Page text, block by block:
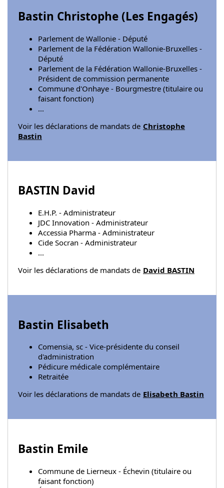
Bastin Christophe (Les Engagés)
Parlement de Wallonie - Député
Parlement de la Fédération Wallonie-Bruxelles -
Député
Parlement de la Fédération Wallonie-Bruxelles -
Président de commission permanente
Commune d'Onhaye - Bourgmestre (titulaire ou
faisant fonction)
...
Voir les déclarations de mandats de Christophe
Bastin
BASTIN David
E.H.P. - Administrateur
JDC Innovation - Administrateur
Accessia Pharma - Administrateur
Cide Socran - Administrateur
...
Voir les déclarations de mandats de David BASTIN
Bastin Elisabeth
Comensia, sc - Vice-présidente du conseil
d'administration
Pédicure médicale complémentaire
Retraitée
Voir les déclarations de mandats de Elisabeth Bastin
Bastin Emile
Commune de Lierneux - Échevin (titulaire ou
faisant fonction)